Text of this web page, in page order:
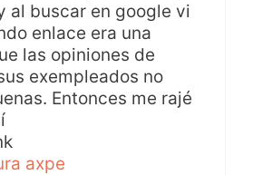
al buscar en google vi
enlace era una
las opiniones de
exempleados no
Entonces me rajé
axpe